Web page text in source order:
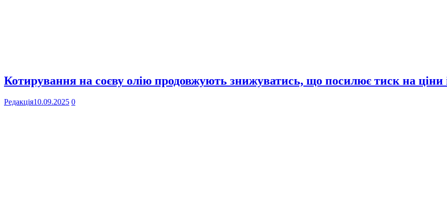
Котирування на соєву олію продовжують знижуватись, що посилює тиск на ціни
Редакція10.09.2025 0